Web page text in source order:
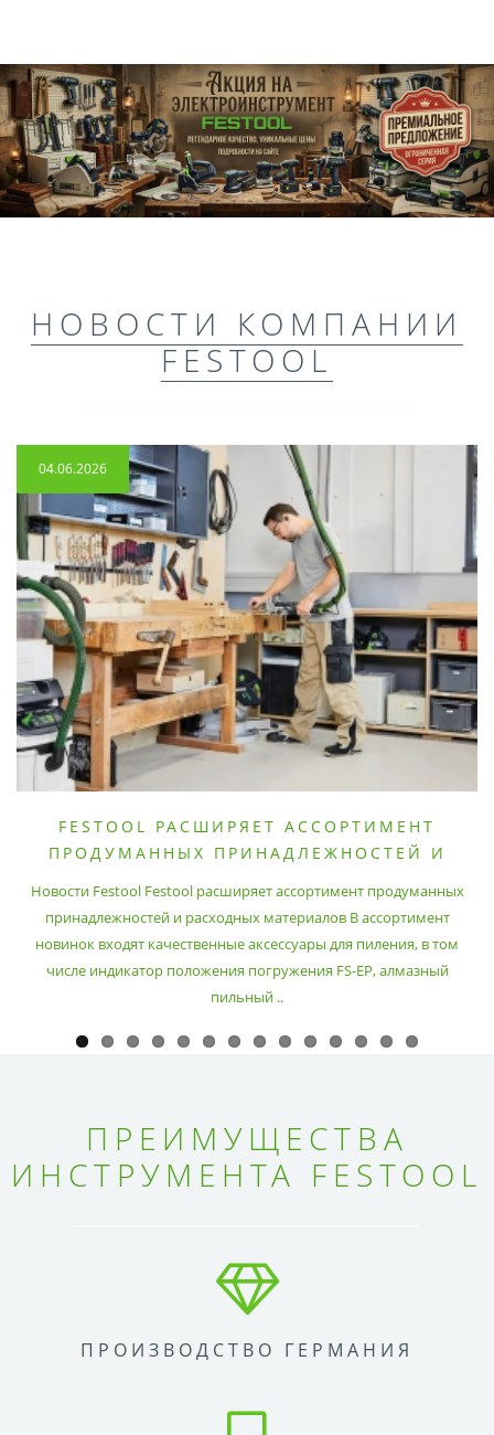
НОВОСТИ КОМПАНИИ
FESTOOL
04.06.2026
FESTOOL РАСШИРЯЕТ АССОРТИМЕНТ
ПРОДУМАННЫХ ПРИНАДЛЕЖНОСТЕЙ И
Новости Festool Festool расширяет ассортимент продуманных
принадлежностей и расходных материалов В ассортимент
новинок входят качественные аксессуары для пиления, в том
числе индикатор положения погружения FS-EP, алмазный
пильный ..
ПРЕИМУЩЕСТВА
ИНСТРУМЕНТА FESTOOL
ПРОИЗВОДСТВО ГЕРМАНИЯ